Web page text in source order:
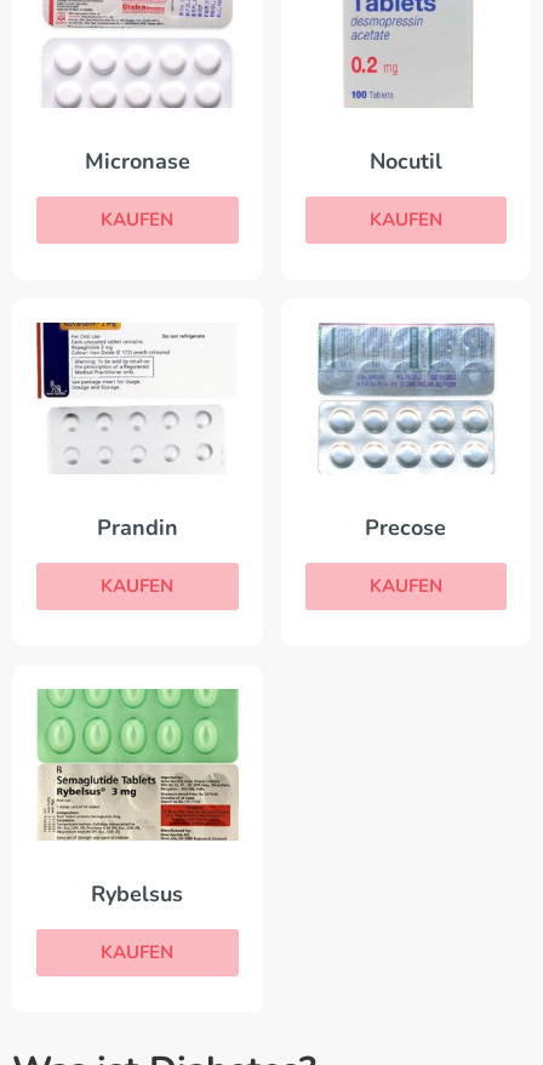
Micronase
KAUFEN
Nocutil
KAUFEN
Prandin
KAUFEN
Precose
KAUFEN
Rybelsus
KAUFEN